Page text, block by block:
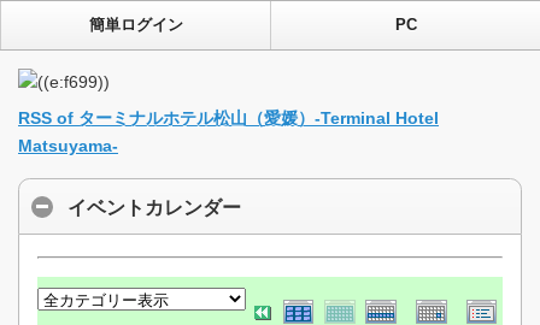
簡単ログイン PC
RSS of ターミナルホテル松山（愛媛）-Terminal Hotel
Matsuyama-
イベントカレンダー